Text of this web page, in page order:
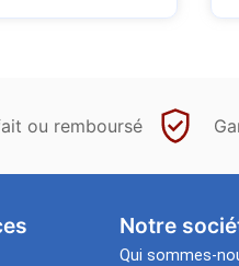
ou remboursé
Notre
Qui sommes-